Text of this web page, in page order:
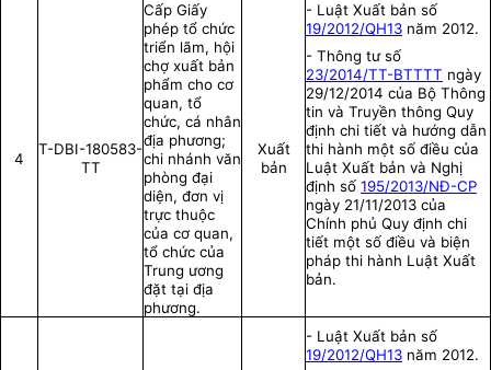
4
T-DBI-180583-
TT
Cấp Giấy
phép tổ chức
triển lãm, hội
chợ xuất bản
phẩm cho cơ
quan, tổ
chức, cá nhân
địa phương;
chi nhánh văn
phòng đại
diện, đơn vị
trực thuộc
của cơ quan,
tổ chức của
Trung ương
đặt tại địa
phương.
Xuất
bản
- Luật Xuất bản số
19/2012/QH13 năm 2012.
- Thông tư số
23/2014/TT-BTTTT ngày
29/12/2014 của Bộ Thông
tin và Truyền thông Quy
định chi tiết và hướng dẫn
thi hành một số điều của
Luật Xuất bản và Nghị
định số 195/2013/NĐ-CP
ngày 21/11/2013 của
Chính phủ Quy định chi
tiết một số điều và biện
pháp thi hành Luật Xuất
bản.
- Luật Xuất bản số
19/2012/QH13 năm 2012.